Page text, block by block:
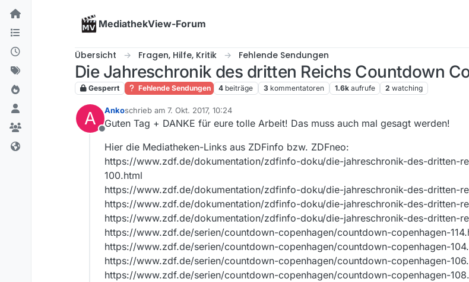
Skip to content
MediathekView-Forum
Übersicht Fragen, Hilfe, Kritik Fehlende Sendungen
Die Jahreschronik des dritten Reichs Countdown
Gesperrt Fehlende Sendungen 4 beiträge 3 kommentatoren 1.6k aufrufe 2 watching
A
Offline
Ankoschrieb am 7. Okt. 2017, 10:24
zuletzt editiert von
Guten Tag + DANKE für eure tolle Arbeit! Das muss auch mal gesagt werden!
Hier die Mediatheken-Links aus ZDFinfo bzw. ZDFneo:
https://www.zdf.de/dokumentation/zdfinfo-doku/die-jahreschronik-des-dritten-
100.html
https://www.zdf.de/dokumentation/zdfinfo-doku/die-jahreschronik-des-dritten-
https://www.zdf.de/dokumentation/zdfinfo-doku/die-jahreschronik-des-dritten-
https://www.zdf.de/dokumentation/zdfinfo-doku/die-jahreschronik-des-dritten-
https://www.zdf.de/serien/countdown-copenhagen/countdown-copenhagen-
https://www.zdf.de/serien/countdown-copenhagen/countdown-copenhagen-
https://www.zdf.de/serien/countdown-copenhagen/countdown-copenhagen-
https://www.zdf.de/serien/countdown-copenhagen/countdown-copenhagen-